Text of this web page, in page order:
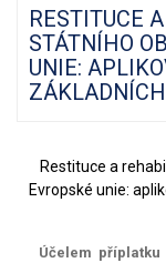
RESTITUCE
STÁTNÍHO
UNIE:
Restituce a
Evropské unie:
Účelem